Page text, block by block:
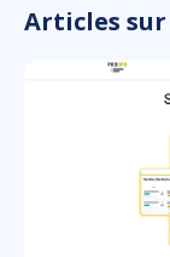
Articles